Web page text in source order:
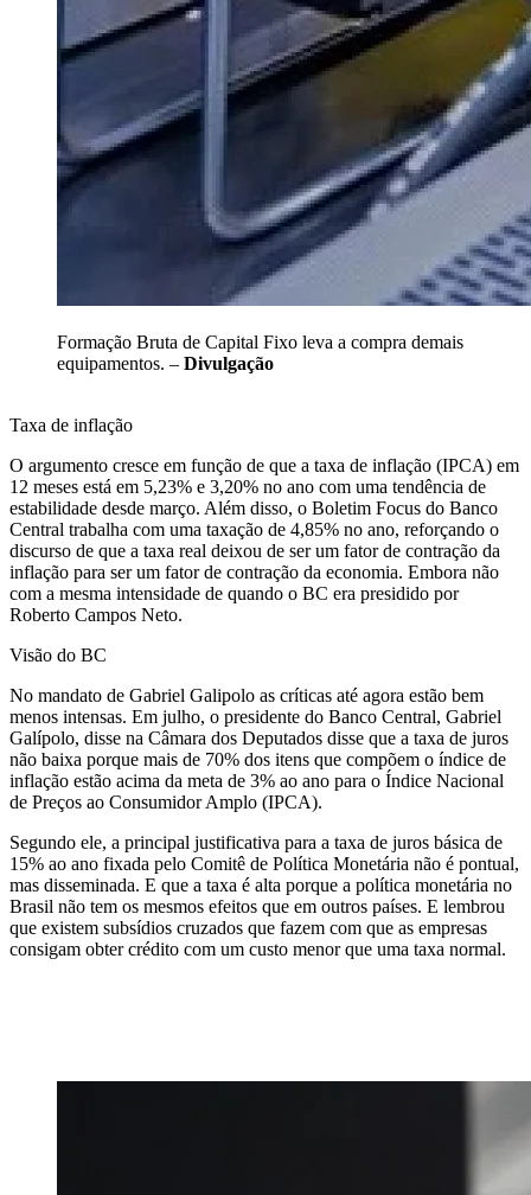
Formação Bruta de Capital Fixo leva a compra demais
equipamentos. – Divulgação
Taxa de inflação
O argumento cresce em função de que a taxa de inflação (IPCA) em
12 meses está em 5,23% e 3,20% no ano com uma tendência de
estabilidade desde março. Além disso, o Boletim Focus do Banco
Central trabalha com uma taxação de 4,85% no ano, reforçando o
discurso de que a taxa real deixou de ser um fator de contração da
inflação para ser um fator de contração da economia. Embora não
com a mesma intensidade de quando o BC era presidido por
Roberto Campos Neto.
Visão do BC
No mandato de Gabriel Galipolo as críticas até agora estão bem
menos intensas. Em julho, o presidente do Banco Central, Gabriel
Galípolo, disse na Câmara dos Deputados disse que a taxa de juros
não baixa porque mais de 70% dos itens que compõem o índice de
inflação estão acima da meta de 3% ao ano para o Índice Nacional
de Preços ao Consumidor Amplo (IPCA).
Segundo ele, a principal justificativa para a taxa de juros básica de
15% ao ano fixada pelo Comitê de Política Monetária não é pontual,
mas disseminada. E que a taxa é alta porque a política monetária no
Brasil não tem os mesmos efeitos que em outros países. E lembrou
que existem subsídios cruzados que fazem com que as empresas
consigam obter crédito com um custo menor que uma taxa normal.